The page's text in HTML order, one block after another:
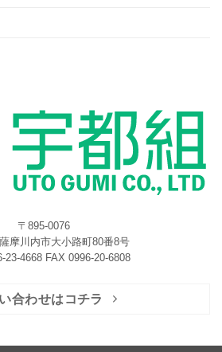
〒895-0076
摩川内市大小路町80番8号
23-4668 FAX 0996-20-6808
合わせはコチラ